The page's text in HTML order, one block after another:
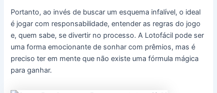
Portanto, ao invés de buscar um esquema infalível, o ideal
é jogar com responsabilidade, entender as regras do jogo
e, quem sabe, se divertir no processo. A Lotofácil pode ser
uma forma emocionante de sonhar com prêmios, mas é
preciso ter em mente que não existe uma fórmula mágica
para ganhar.